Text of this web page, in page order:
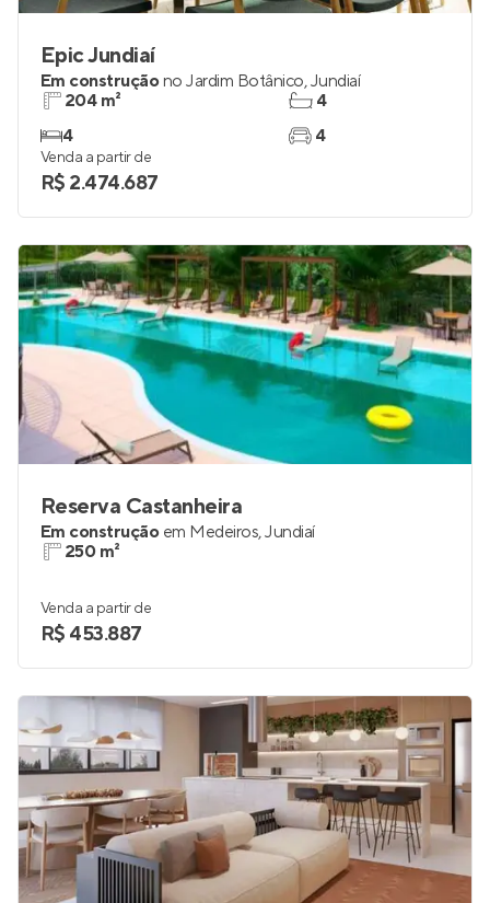
Epic Jundiaí
Em construçãono Jardim Botânico,Jundiaí
204 m²
4
4
4
Venda a partir de
R$ 2.474.687
Reserva Castanheira
Em construção em Medeiros,Jundiaí
250 m²
Venda a partir de
R$ 453.887